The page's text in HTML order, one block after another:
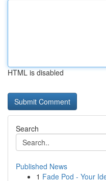
HTML is disabled
Search
Published News
1 Fade Pod - Your